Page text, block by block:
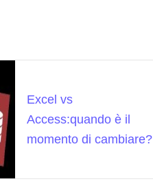
Excel vs
Access:quando è il
momento di cambiare?